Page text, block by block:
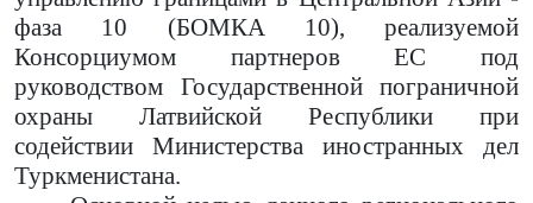
фаза 10 (БОМКА 10), реализуемой
Консорциумом партнеров ЕС под
руководством Государственной пограничной
охраны Латвийской Республики при
содействии Министерства иностранных дел
Туркменистана.